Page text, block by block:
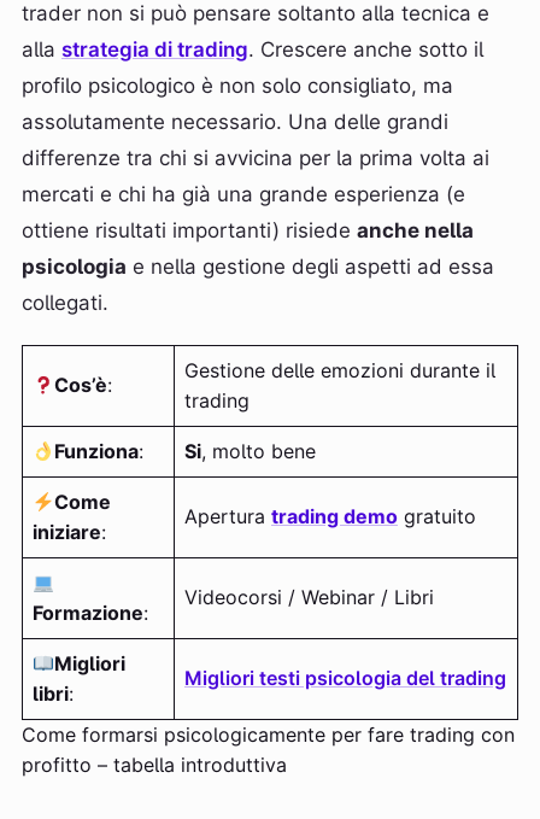
trader non si può pensare soltanto alla tecnica e
alla strategia di trading. Crescere anche sotto il
profilo psicologico è non solo consigliato, ma
assolutamente necessario. Una delle grandi
differenze tra chi si avvicina per la prima volta ai
mercati e chi ha già una grande esperienza (e
ottiene risultati importanti) risiede anche nella
psicologia e nella gestione degli aspetti ad essa
collegati.
Cos’è:
Gestione delle emozioni durante il
trading
Funziona: Si, molto bene
Come
iniziare:
Apertura trading demo gratuito
Formazione:
Videocorsi / Webinar / Libri
Migliori
libri:
Migliori testi psicologia del trading
Come formarsi psicologicamente per fare trading con
profitto – tabella introduttiva